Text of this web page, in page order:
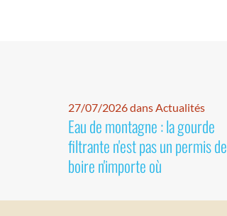
27/07/2026 dans Actualités
Eau de montagne : la gourde
filtrante n'est pas un permis de
boire n'importe où